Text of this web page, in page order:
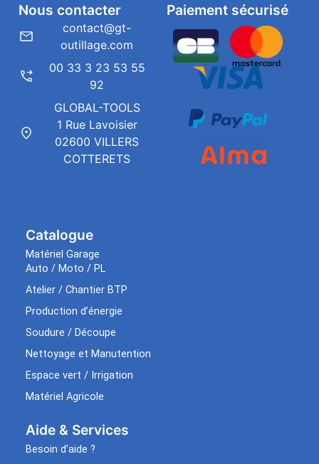
Catalogue
Matériel Garage
Auto / Moto / PL
Atelier / Chantier BTP
Production d’énergie
Soudure / Découpe
Nettoyage et Manutention
Espace vert / Irrigation
Matériel Agricole
Aide & Services​
Besoin d’aide ?
Paiement sécurisé
Nous contacter
contact@gt-
outillage.com
00 33 3 23 53 55
92
GLOBAL-TOOLS
1 Rue Lavoisier
02600 VILLERS
COTTERETS